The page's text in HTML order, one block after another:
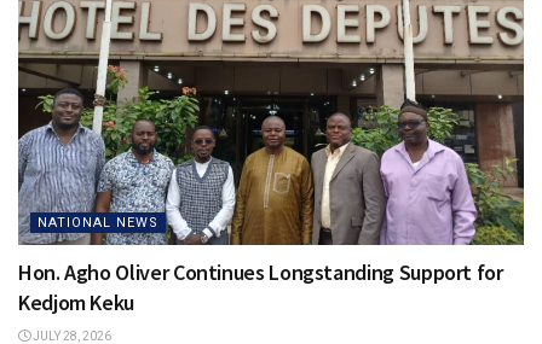
NATIONAL NEWS
Hon. Agho Oliver Continues Longstanding Support for
Kedjom Keku
JULY 28, 2026